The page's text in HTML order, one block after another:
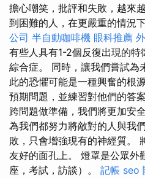
擔心嘲笑，批評和失敗，越來
到困難的人，在更嚴重的情況
公司 半自動咖啡機 眼科推薦
有些人具有1-2個反復出現的
綜合症。 同時，讓我們嘗試為
此的恐懼可能是一種興奮的根
預期問題，並練習對他們的答
跨問題做準備，我們將更加安
為我們都努力將敵對的人與我
敗，只會增強現有的神經質。
友好的面孔上。 燈罩是公眾外
座，考試，訪談）。 記帳 seo